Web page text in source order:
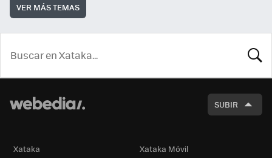
VER MÁS TEMAS
SUBIR
Xataka Xataka Móvil